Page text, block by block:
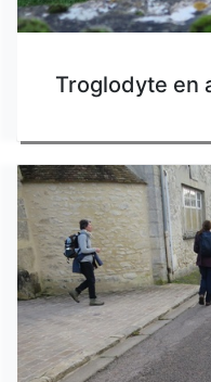
Troglodyte en